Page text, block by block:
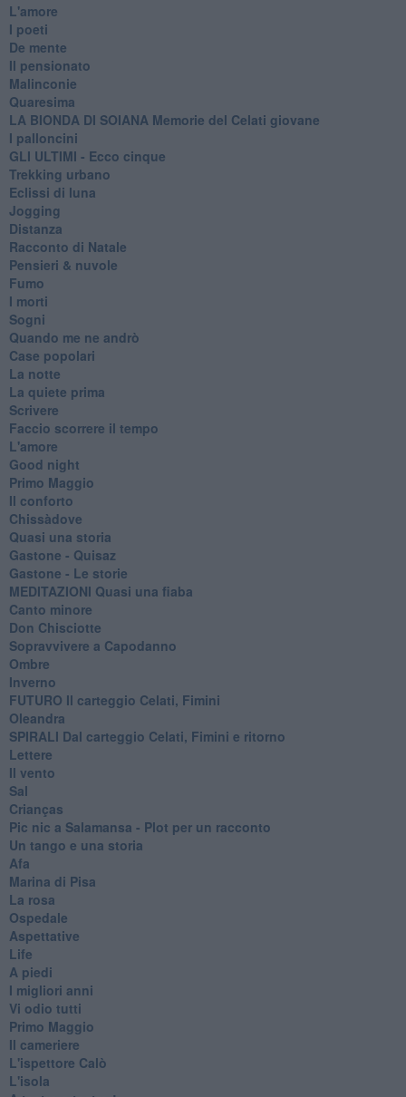
L'amore
I poeti
De mente
Il pensionato
Malinconie
Quaresima
LA BIONDA DI SOIANA Memorie del Celati giovane
I palloncini
GLI ULTIMI - Ecco cinque
Trekking urbano
Eclissi di luna
Jogging
Distanza
Racconto di Natale
Pensieri & nuvole
Fumo
I morti
Sogni
Quando me ne andrò
Case popolari
La notte
La quiete prima
Scrivere
Faccio scorrere il tempo
L'amore
Good night
Primo Maggio
Il conforto
Chissàdove
Quasi una storia
Gastone - Quisaz
Gastone - Le storie
MEDITAZIONI Quasi una fiaba
Canto minore
Don Chisciotte
Sopravvivere a Capodanno
Ombre
Inverno
FUTURO Il carteggio Celati, Fimini
Oleandra
SPIRALI Dal carteggio Celati, Fimini e ritorno
Lettere
Il vento
Sal
Crianças
Pic nic a Salamansa - Plot per un racconto
Un tango e una storia
Afa
Marina di Pisa
La rosa
Ospedale
Aspettative
Life
A piedi
I migliori anni
Vi odio tutti
Primo Maggio
Il cameriere
L'ispettore Calò
L'isola